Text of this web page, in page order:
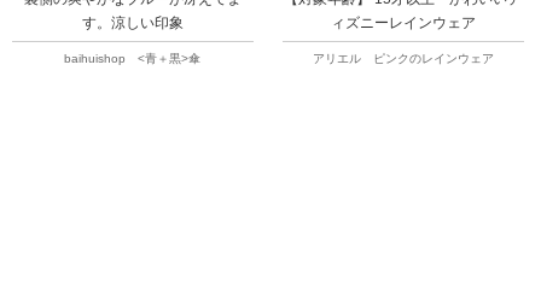
す。涼しい印象
baihuishop <青＋黒>傘
ィズニーレインウェア
アリエル ピンクのレインウェア